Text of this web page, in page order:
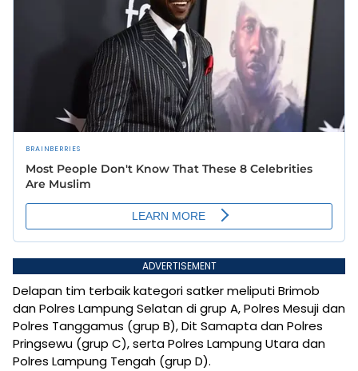
ADVERTISEMENT
Delapan tim terbaik kategori satker meliputi Brimob
dan Polres Lampung Selatan di grup A, Polres Mesuji dan
Polres Tanggamus (grup B), Dit Samapta dan Polres
Pringsewu (grup C), serta Polres Lampung Utara dan
Polres Lampung Tengah (grup D).